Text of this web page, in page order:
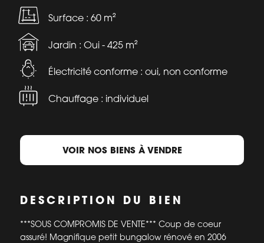
Surface : 60 m²
Jardin : Oui - 425 m²
Électricité conforme : oui, non conforme
Chauffage : individuel
VOIR NOS BIENS À VENDRE
DESCRIPTION DU BIEN
***SOUS COMPROMIS DE VENTE*** Coup de coeur
assuré! Magnifique petit bungalow rénové en 2006